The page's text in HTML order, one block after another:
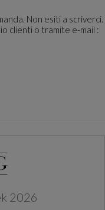
Non esiti a scriverci.
clienti o tramite e-mail :
2026